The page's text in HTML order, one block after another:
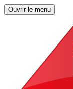
Ouvrir le menu